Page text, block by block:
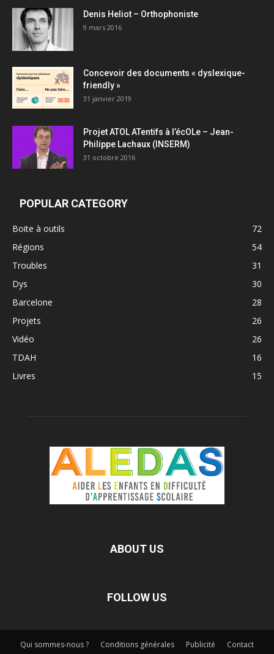
Denis Heliot – Orthophoniste
9 mars 2016
Concevoir des documents « dyslexique-
friendly »
31 janvier 2019
Projet ATOL ATentifs à l’écOLe – Jean-
Philippe Lachaux (INSERM)
31 octobre 2016
POPULAR CATEGORY
Boite à outils
72
Régions
54
Troubles
31
Dys
30
Barcelone
28
Projets
26
Vidéo
26
TDAH
16
Livres
15
ABOUT US
FOLLOW US
Qui sommes-nous ? Conditions générales Publicité Contact